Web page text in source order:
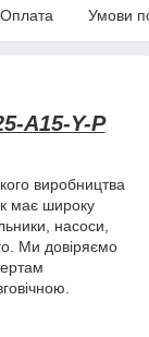
Оплата Умови
A15-Y-P
виробництва
має широку
насоси,
Ми довіряємо